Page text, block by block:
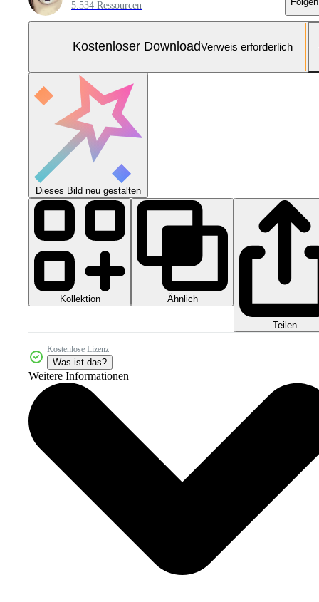
5.534 Ressourcen
Kostenloser DownloadVerweis erforderlich
Dieses Bild neu gestalten
Kollektion Ähnlich
Teilen
Kostenlose Lizenz
Was ist das?
Weitere Informationen